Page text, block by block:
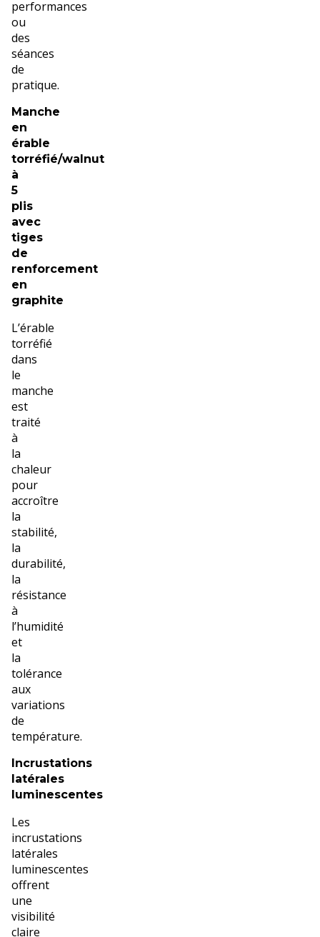
performances
ou
des
séances
de
pratique.
Manche
en
érable
torréfié/walnut
à
5
plis
avec
tiges
de
renforcement
en
graphite
L’érable
torréfié
dans
le
manche
est
traité
à
la
chaleur
pour
accroître
la
stabilité,
la
durabilité,
la
résistance
à
l’humidité
et
la
tolérance
aux
variations
de
température.
Incrustations
latérales
luminescentes
Les
incrustations
latérales
luminescentes
offrent
une
visibilité
claire